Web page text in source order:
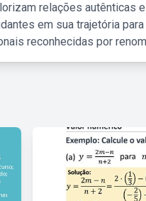
relações autênticas
em sua trajetória
reconhecidas por